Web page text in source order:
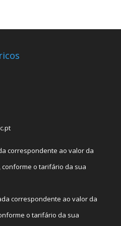
correspondente ao valor da
o tarifário da sua
correspondente ao valor da
o tarifário da sua